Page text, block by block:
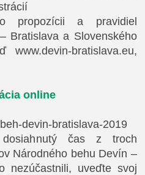
propozícii a pravidiel
Bratislava a Slovenského
bratislava.eu,
online
devin-bratislava-2019
čas z troch
Národného behu Devín –
nezúčastnili, uveďte svoj